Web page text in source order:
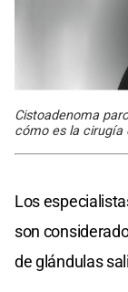
Cistoadenoma
cómo es la cirugía
Los
son
de glándulas